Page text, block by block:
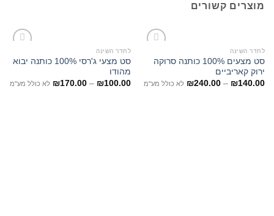
מוצרים קשורים
לחדר השינה
סט מצעים 100% כותנה סרוקה
ירוק קאריביים
₪140.00
–
₪240.00 לא כולל מע"מ
לחדר השינה
סט מצעי ג'רסי 100% כותנה יבוא
מהודו
₪100.00
–
₪170.00 לא כולל מע"מ